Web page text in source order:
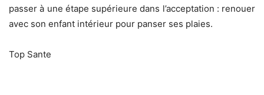
passer à une étape supérieure dans l’acceptation : renouer
avec son enfant intérieur pour panser ses plaies.
Top Sante